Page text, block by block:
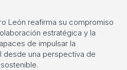
León reafirma su compromiso
estratégica y la
de impulsar la
desde una perspectiva de